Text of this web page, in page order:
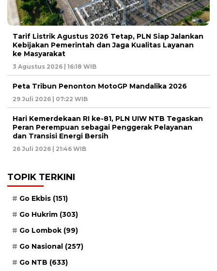
Tarif Listrik Agustus 2026 Tetap, PLN Siap Jalankan
Kebijakan Pemerintah dan Jaga Kualitas Layanan
ke Masyarakat
3 Agustus 2026 | 16:18 WIB
Peta Tribun Penonton MotoGP Mandalika 2026
29 Juli 2026 | 07:22 WIB
Hari Kemerdekaan RI ke-81, PLN UIW NTB Tegaskan
Peran Perempuan sebagai Penggerak Pelayanan
dan Transisi Energi Bersih
26 Juli 2026 | 21:46 WIB
TOPIK TERKINI
Go Ekbis (151)
Go Hukrim (303)
Go Lombok (99)
Go Nasional (257)
Go NTB (633)